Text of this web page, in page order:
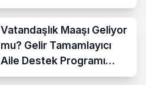
Başvuru Yolları
Vatandaşlık Maaşı Geliyor
mu? Gelir Tamamlayıcı
Aile Destek Programı
Hakkında Son Açıklama